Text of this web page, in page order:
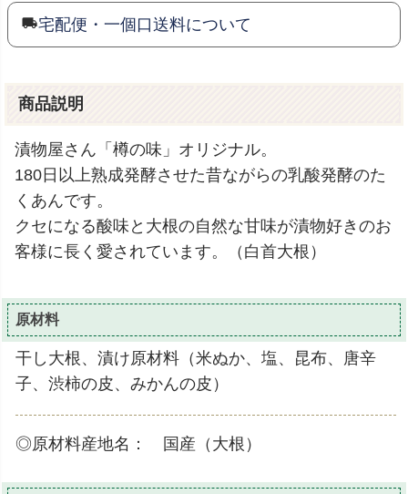
宅配便・一個口送料について
商品説明
漬物屋さん「樽の味」オリジナル。
180日以上熟成発酵させた昔ながらの乳酸発酵のた
くあんです。
クセになる酸味と大根の自然な甘味が漬物好きのお
客様に長く愛されています。（白首大根）
原材料
干し大根、漬け原材料（米ぬか、塩、昆布、唐辛
子、渋柿の皮、みかんの皮）
◎原材料産地名： 国産（大根）